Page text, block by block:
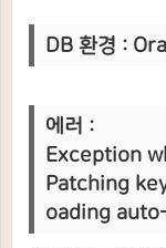
DB 환경 :
에러 :
Exception
Patching
oading